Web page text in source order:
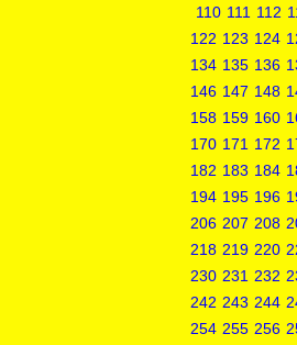
110 111 112
122 123 124
134 135 136
146 147 148
158 159 160
170 171 172
182 183 184
194 195 196
206 207 208
218 219 220
230 231 232
242 243 244
254 255 256